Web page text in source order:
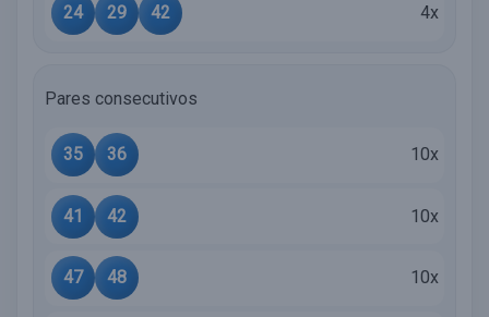
24 29 42 4x
Pares consecutivos
35 36 10x
41 42 10x
47 48 10x